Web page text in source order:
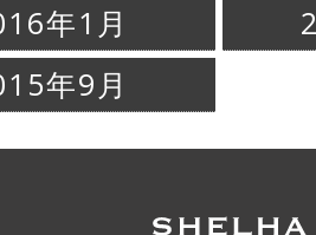
年1月
年9月